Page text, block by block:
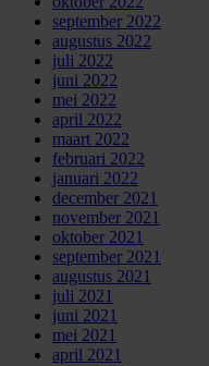
september 2022
augustus 2022
juli 2022
juni 2022
mei 2022
april 2022
maart 2022
februari 2022
januari 2022
december 2021
november 2021
oktober 2021
september 2021
augustus 2021
juli 2021
juni 2021
mei 2021
april 2021